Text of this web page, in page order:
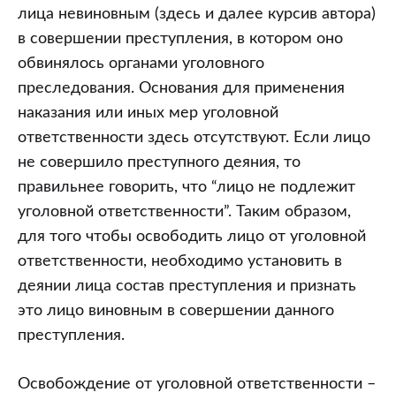
лица невиновным (здесь и далее курсив автора)
в совершении преступления, в котором оно
обвинялось органами уголовного
преследования. Основания для применения
наказания или иных мер уголовной
ответственности здесь отсутствуют. Если лицо
не совершило преступного деяния, то
правильнее говорить, что “лицо не подлежит
уголовной ответственности”. Таким образом,
для того чтобы освободить лицо от уголовной
ответственности, необходимо установить в
деянии лица состав преступления и признать
это лицо виновным в совершении данного
преступления.
Освобождение от уголовной ответственности –